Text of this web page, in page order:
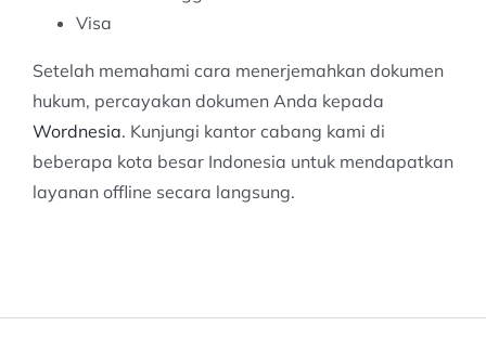
Visa
Setelah memahami cara menerjemahkan dokumen
hukum, percayakan dokumen Anda kepada
Wordnesia. Kunjungi kantor cabang kami di
beberapa kota besar Indonesia untuk mendapatkan
layanan offline secara langsung.